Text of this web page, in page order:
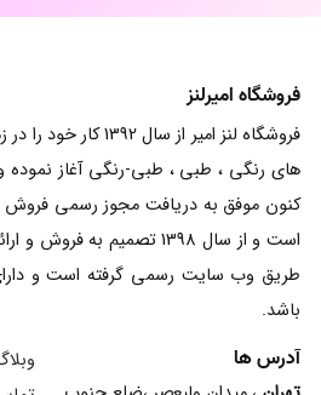
فروشگاه امیرلنز
فروشگاه لنز امیر از سال
های رنگی ، طبی ، طبی-رنگی آغاز نموده
است و از سال 1398 تصمیم به
طریق وب سایت رسمی گرفته است و دارای
باشد.
آدرس ها